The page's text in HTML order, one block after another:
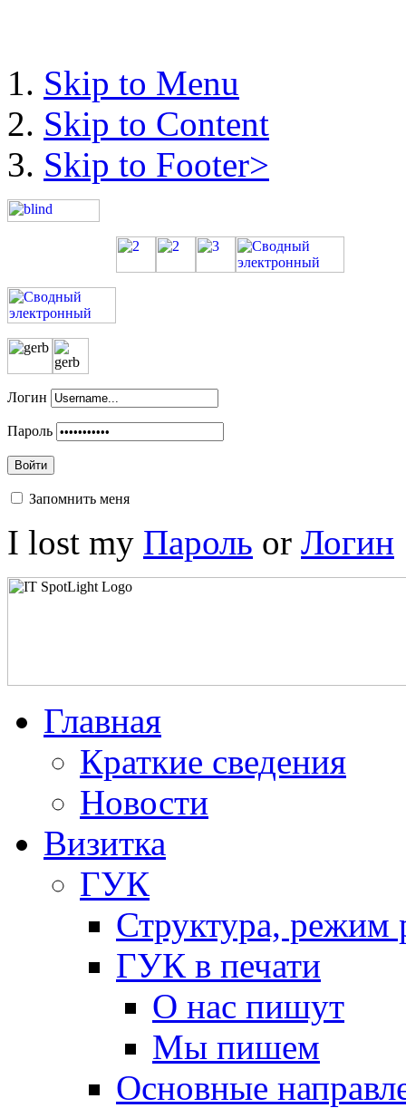
Skip to Menu
Skip to Content
Skip to Footer>
Логин
Пароль
Войти
Запомнить меня
I lost my Пароль or Логин
Главная
Краткие сведения
Новости
Визитка
ГУК
Структура, режим
ГУК в печати
О нас пишут
Мы пишем
Основные